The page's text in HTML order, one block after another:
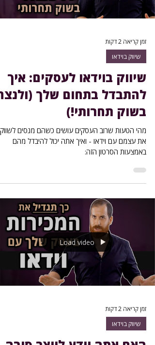
זמן קריאה 2 דקות
שיווק בוידאו
שיווק בוידאו לעסקים: איך
להתבדל בתחום שלך
בשוק תחרותי!)
מהי הטעות שרוב העסקים עושים כשהם מנסים לשווק
את עצמם עם וידאו - ואיך אתה יכול להיבדל מהם
באמצעות הסרטון הזה:
Load video
זמן קריאה 2 דקות
שיווק בוידאו